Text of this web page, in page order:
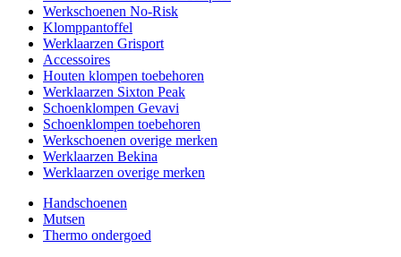
Werkschoenen No-Risk
Klomppantoffel
Werklaarzen Grisport
Accessoires
Houten klompen toebehoren
Werklaarzen Sixton Peak
Schoenklompen Gevavi
Schoenklompen toebehoren
Werkschoenen overige merken
Werklaarzen Bekina
Werklaarzen overige merken
Handschoenen
Mutsen
Thermo ondergoed